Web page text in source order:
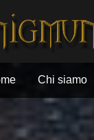
Chi siamo